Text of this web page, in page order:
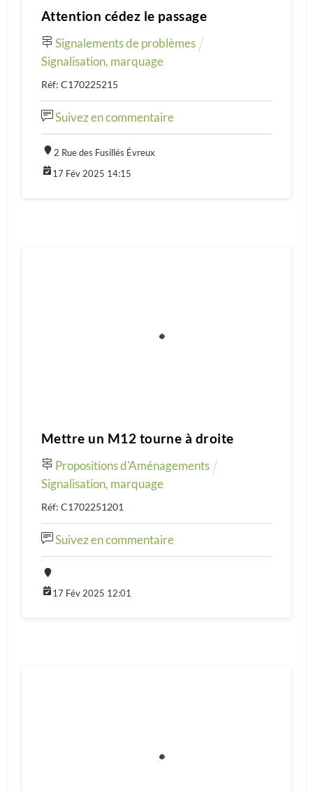
Attention cédez le passage
Signalements de problèmes
Signalisation, marquage
Réf: C170225215
Suivez en commentaire
2 Rue des Fusillés Évreux
17 Fév 2025 14:15
Mettre un M12 tourne à droite
Propositions d'Aménagements
Signalisation, marquage
Réf: C1702251201
Suivez en commentaire
17 Fév 2025 12:01